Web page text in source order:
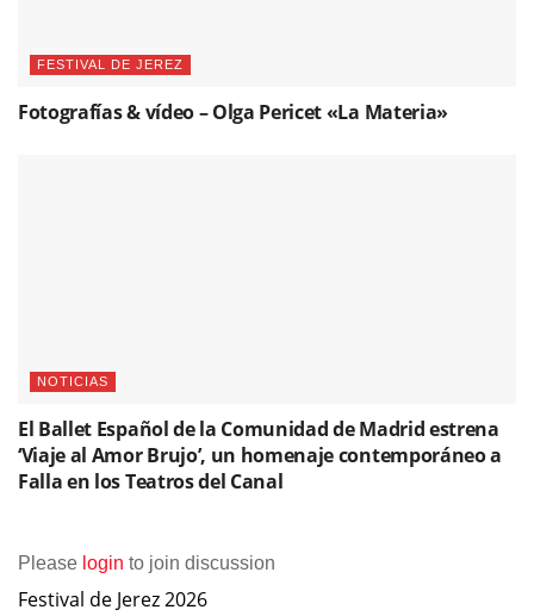
FESTIVAL DE JEREZ
Fotografías & vídeo – Olga Pericet «La Materia»
NOTICIAS
El Ballet Español de la Comunidad de Madrid estrena
‘Viaje al Amor Brujo’, un homenaje contemporáneo a
Falla en los Teatros del Canal
Please login to join discussion
Festival de Jerez 2026